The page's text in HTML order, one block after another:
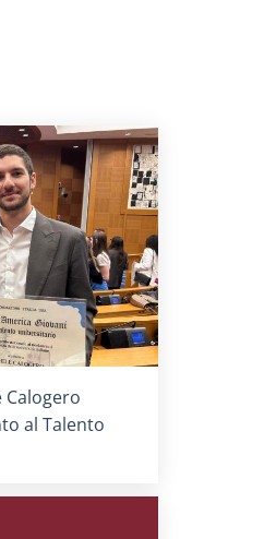
Calogero
al Talento